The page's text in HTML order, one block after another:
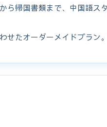
ら帰国書類まで、中国語ス
せたオーダーメイドプラン。